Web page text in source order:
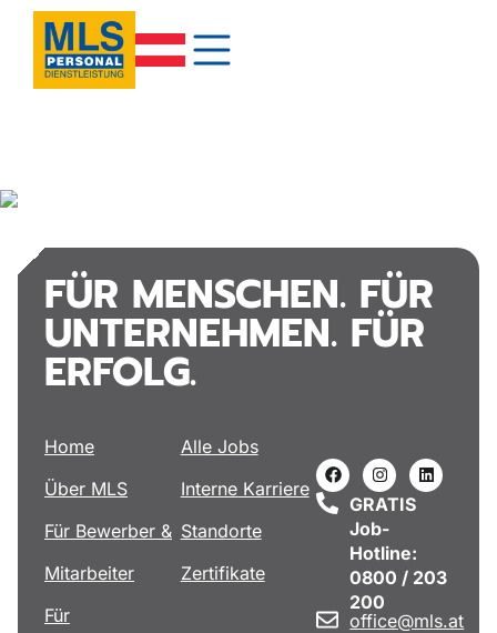
FÜR MENSCHEN. FÜR
UNTERNEHMEN. FÜR
ERFOLG.
Home
Über MLS
Für Bewerber &
Mitarbeiter
Für
Alle Jobs
Interne Karriere
Standorte
Zertifikate
GRATIS
Job-
Hotline:
0800 / 203
200
office@mls.at